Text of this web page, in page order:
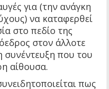
για (την ανάγκη
να καταφερθεί
στο πεδίο της
στον άλλοτε
συνέντευξη που του
αίθουσα.
πως